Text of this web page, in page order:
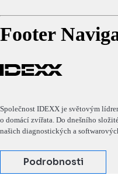
Footer
Společnost IDEXX je světovým
o domácí zvířata. Do dnešního
našich diagnostických a
Podrobnosti